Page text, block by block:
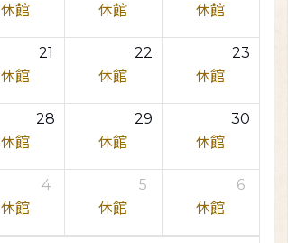
休館
休館
休館
21
休館
22
休館
23
休館
28
休館
29
休館
30
休館
4
休館
5
休館
6
休館